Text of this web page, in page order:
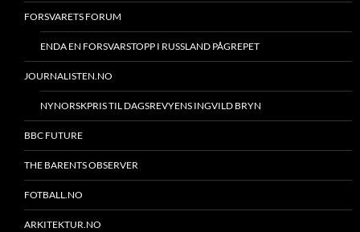
FORSVARETS FORUM
ENDA EN FORSVARSTOPP I RUSSLAND PÅGREPET
JOURNALISTEN.NO
NYNORSKPRIS TIL DAGSREVYENS INGVILD BRYN
BBC FUTURE
THE BARENTS OBSERVER
FOTBALL.NO
ARKITEKTUR.NO